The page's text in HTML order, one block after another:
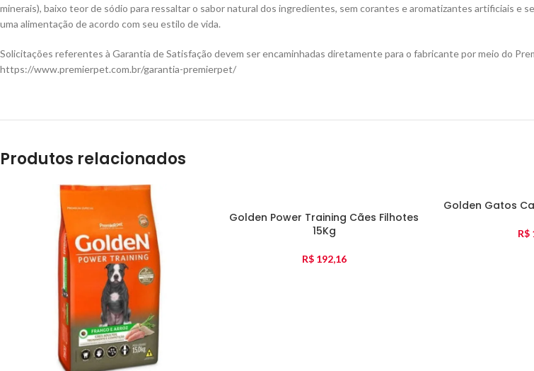
minerais), baixo teor de sódio para ressaltar o sabor natural dos ingredientes, sem corantes e aromatizantes artificiais e
uma alimentação de acordo com seu estilo de vida.
Solicitações referentes à Garantia de Satisfação devem ser encaminhadas diretamente para o fabricante por meio do
https://www.premierpet.com.br/garantia-premierpet/
Produtos relacionados
Golden Power Training Cães Filhotes
15Kg
R$192,16
Golden Gatos
R$